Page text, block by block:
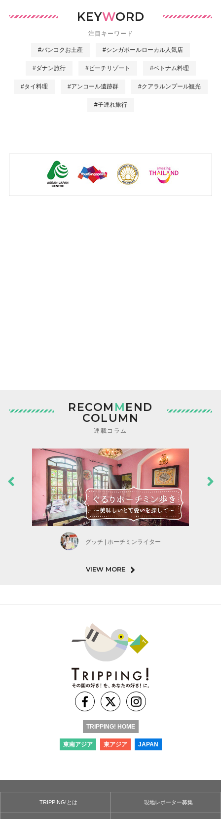
KEYWORD
注目キーワード
#バンコクお土産 #シンガポールローカル人気店
#ダナン旅行 #ビーチリゾート #ベトナム料理
#タイ料理 #アンコール遺跡群 #クアラルンプール観光
#子連れ旅行
RECOM MEND
COLUMN
連載コラム
グッチ | ホーチミンライター
VIEW MORE
TRIPPING! HOME
東南アジア 東アジア JAPAN
TRIPPING!とは 現地レポーター募集